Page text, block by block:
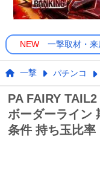
NEW 一撃取材・来
一撃 パチンコ
PA FAIRY
ボーダーライン
条件 持ち玉比率